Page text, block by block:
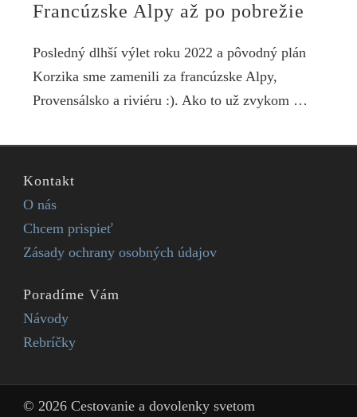
Francúzske Alpy až po pobrežie
Posledný dlhší výlet roku 2022 a pôvodný plán
Korzika sme zamenili za francúzske Alpy,
Provensálsko a riviéru :). Ako to už zvykom …
Kontakt
O nás
Chcem prispieť
Zásady ochrany osobných údajov
Poradíme Vám
Návody
Rebríčky
© 2026 Cestovanie a dovolenky svetom